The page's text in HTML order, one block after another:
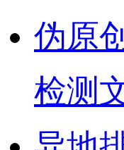
伪原
检测